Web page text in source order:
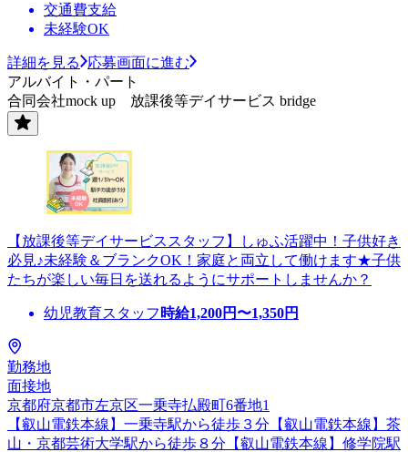
交通費支給
未経験OK
詳細を見る
応募画面に進む
アルバイト・パート
合同会社mock up 放課後等デイサービス bridge
【放課後等デイサービススタッフ】しゅふ活躍中！子供好き
必見♪未経験＆ブランクOK！家庭と両立して働けます★子供
たちが楽しい毎日を送れるようにサポートしませんか？
幼児教育スタッフ 時給1,200円〜1,350円
勤務地
面接地
京都府京都市左京区一乗寺払殿町6番地1
【叡山電鉄本線】一乗寺駅から徒歩３分【叡山電鉄本線】茶
山・京都芸術大学駅から徒歩８分【叡山電鉄本線】修学院駅